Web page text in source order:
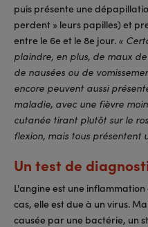
puis présente une
perdent » leurs papilles) et
entre le 6e et le 8e jour. «
plaindre, en plus, de maux
de nausées ou de
encore peuvent aussi
maladie, avec une fièvre
cutanée tirant plutôt sur le
flexion, mais tous présentent
Un test de
L'angine est une inflammation
cas, elle est due à un virus.
causée par une bactérie, un